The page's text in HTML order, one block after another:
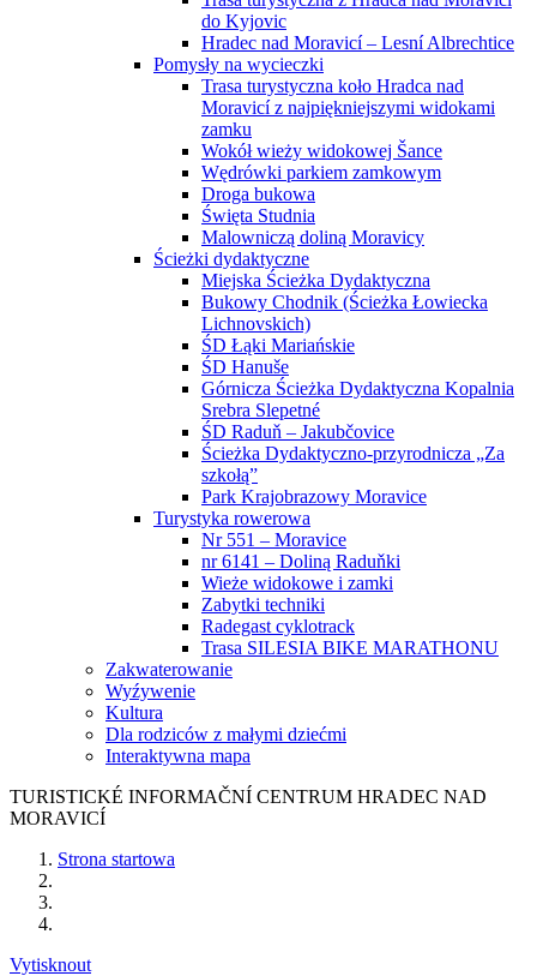
do Kyjovic
Hradec nad Moravicí – Lesní Albrechtice
Pomysły na wycieczki
Trasa turystyczna koło Hradca nad
Moravicí z najpiękniejszymi widokami
zamku
Wokół wieży widokowej Šance
Wędrówki parkiem zamkowym
Droga bukowa
Święta Studnia
Malowniczą doliną Moravicy
Ścieżki dydaktyczne
Miejska Ścieżka Dydaktyczna
Bukowy Chodnik (Ścieżka Łowiecka
Lichnovskich)
ŚD Łąki Mariańskie
ŚD Hanuše
Górnicza Ścieżka Dydaktyczna Kopalnia
Srebra Slepetné
ŚD Raduň – Jakubčovice
Ścieżka Dydaktyczno-przyrodnicza „Za
szkołą”
Park Krajobrazowy Moravice
Turystyka rowerowa
Nr 551 – Moravice
nr 6141 – Doliną Raduňki
Wieże widokowe i zamki
Zabytki techniki
Radegast cyklotrack
Trasa SILESIA BIKE MARATHONU
Zakwaterowanie
Wyźywenie
Kultura
Dla rodziców z małymi dziećmi
Interaktywna mapa
TURISTICKÉ INFORMAČNÍ CENTRUM HRADEC NAD
MORAVICÍ
Strona startowa
Vytisknout